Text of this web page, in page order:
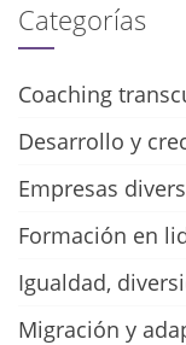
Categorías
Coaching
Desarrollo y
Empresas
Formación en
Igualdad,
Migración y